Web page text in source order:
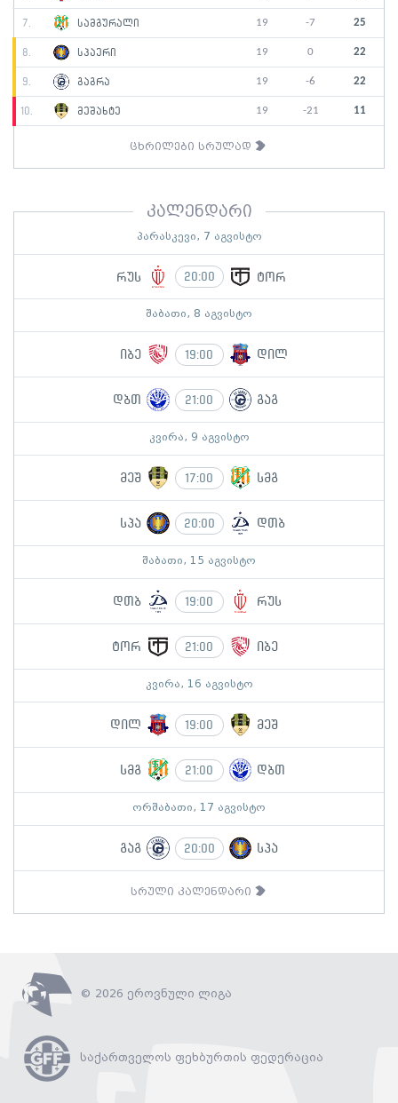
7. სამგურალი 19 -7 25
8. სპაერი 19 0 22
9. გაგრა 19 -6 22
10. მეშახტე 19 -21 11
ცხრილები სრულად
კალენდარი
პარასკევი, 7 აგვისტო
რუს 20:00 ტორ
შაბათი, 8 აგვისტო
იბე 19:00 დილ
დბთ 21:00 გაგ
კვირა, 9 აგვისტო
მეშ 17:00 სმგ
სპა 20:00 დთბ
შაბათი, 15 აგვისტო
დთბ 19:00 რუს
ტორ 21:00 იბე
კვირა, 16 აგვისტო
დილ 19:00 მეშ
სმგ 21:00 დბთ
ორშაბათი, 17 აგვისტო
გაგ 20:00 სპა
სრული კალენდარი
© 2026 ეროვნული ლიგა
საქართველოს ფეხბურთის ფედერაცია